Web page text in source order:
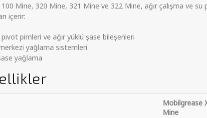
Mine, 320 Mine, 321 Mine ve 322 Mine, ağır çalışma ve su
içerir:
pimleri ve ağır yüklü şase bileşenleri
yağlama sistemleri
yağlama
Mobilgrease
Mine